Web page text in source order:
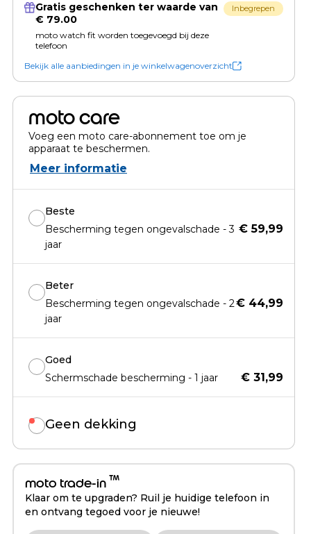
Gratis geschenken ter waarde van
€ 79.00
moto watch fit worden toegevoegd bij deze
telefoon
Inbegrepen
Bekijk alle aanbiedingen in je winkelwagenoverzicht
moto care
Voeg een moto care-abonnement toe om je
apparaat te beschermen.
Meer informatie
Beste
Bescherming tegen ongevalschade - 3
jaar
€ 59,99
Beter
Bescherming tegen ongevalschade - 2
jaar
€ 44,99
Goed
Schermschade bescherming - 1 jaar
€ 31,99
Geen dekking
moto trade-in ™
Klaar om te upgraden? Ruil je huidige telefoon in
en ontvang tegoed voor je nieuwe!